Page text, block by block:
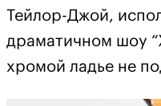
Тейлор-Джой,
драматичном шоу
хромой ладье не